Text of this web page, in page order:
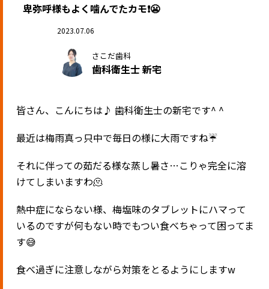
卑弥呼様もよく噛んでたカモ❗️😬
2023.07.06
さこだ歯科
歯科衛生士 新宅
皆さん、こんにちは♪ 歯科衛生士の新宅です^ ^
最近は梅雨真っ只中で毎日の様に大雨ですね☔️
それに伴っての茹だる様な蒸し暑さ…こりゃ完全に溶
けてしまいますわ🫠
熱中症にならない様、梅塩味のタブレットにハマって
いるのですが何もない時でもつい食べちゃって困ってま
す😅
食べ過ぎに注意しながら対策をとるようにしますw